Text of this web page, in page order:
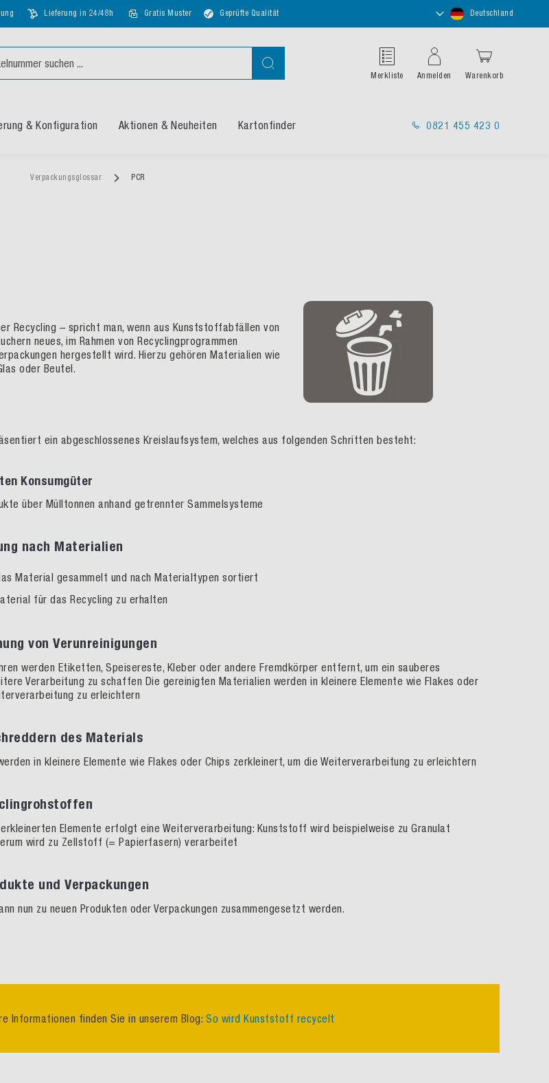
Lieferung in 24/48h Gratis Muster Geprüfte Qualität
Store
auswählen
Deutschland
Suche
Merkliste Anmelden Warenkorb
& Konfiguration Aktionen & Neuheiten Kartonfinder 0821 455 423 0
Verpackungsglossar PCR
Recycling – spricht man, wenn aus Kunststoffabfällen von
n neues,im Rahmenvon Recyclingprogrammen
hergestellt wird. Hierzu gehören Materialien wie
oder Beutel.
ein abgeschlossenes Kreislaufsystem, welchesaus folgenden Schritten besteht:
Konsumgüter
über Mülltonnen anhand getrennter Sammelsysteme
nach Materialien
Material gesammelt und nach Materialtypen sortiert
für das Recycling zu erhalten
von Verunreinigungen
werden Etiketten, Speisereste, Kleber oder andereFremdkörper entfernt, um ein sauberes
Verarbeitung zu schaffen Die gereinigten Materialien werden in kleinere Elemente wie Flakes oder
zu erleichtern
des Materials
in kleinere Elemente wie Flakes oder Chips zerkleinert, um die Weiterverarbeitung zu erleichtern
Elemente erfolgt eine Weiterverarbeitung: Kunststoff wird beispielweise zu Granulat
wird zu Zellstoff (=Papierfasern) verarbeitet
und Verpackungen
nun zu neuen Produkten oder Verpackungen zusammengesetzt werden.
Informationen finden Sie in unserem Blog: So wird Kunststoff recycelt